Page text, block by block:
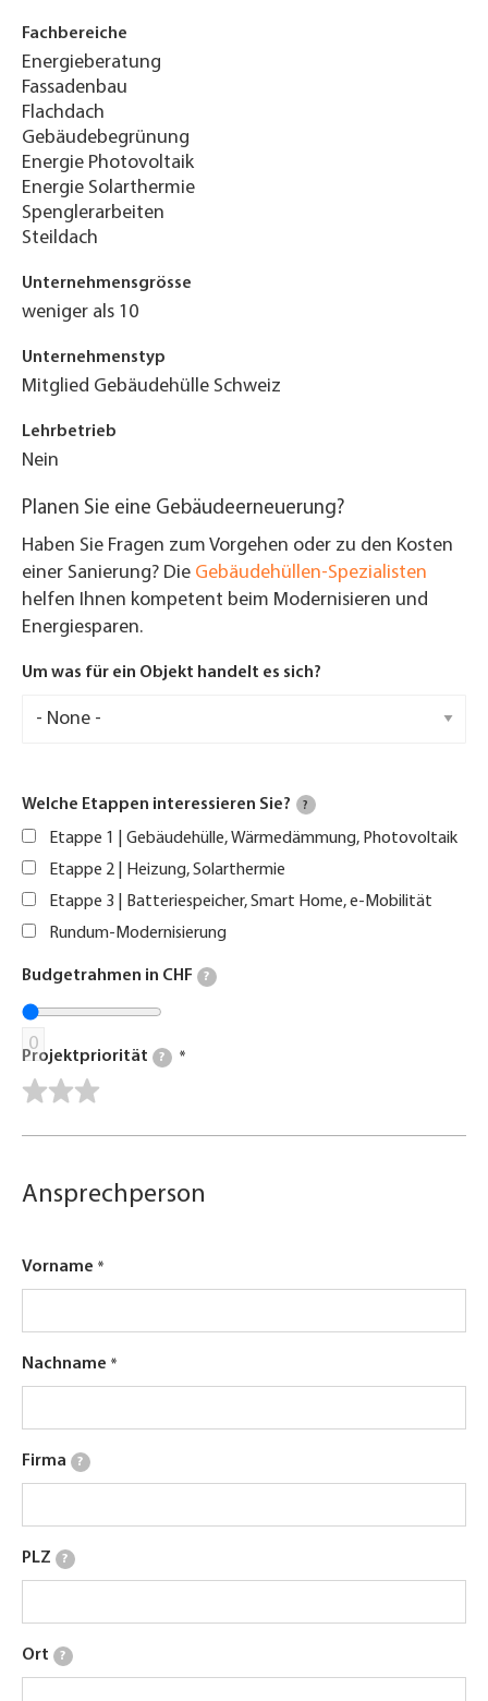
Fachbereiche
Energieberatung
Fassadenbau
Flachdach
Gebäudebegrünung
Energie Photovoltaik
Energie Solarthermie
Spenglerarbeiten
Steildach
Unternehmensgrösse
weniger als 10
Unternehmenstyp
Mitglied Gebäudehülle Schweiz
Lehrbetrieb
Nein
Planen Sie eine Gebäudeerneuerung?
Haben Sie Fragen zum Vorgehen oder zu den Kosten
einer Sanierung? Die Gebäudehüllen-Spezialisten
helfen Ihnen kompetent beim Modernisieren und
Energiesparen.
Um was für ein Objekt handelt es sich?
Welche Etappen interessieren Sie? ?
Etappe 1 | Gebäudehülle, Wärmedämmung, Photovoltaik
Etappe 2 | Heizung, Solarthermie
Etappe 3 | Batteriespeicher, Smart Home, e-Mobilität
Rundum-Modernisierung
Budgetrahmen in CHF ?
0
Projektpriorität ?
Ansprechperson
Vorname
Nachname
Firma ?
PLZ ?
Ort ?